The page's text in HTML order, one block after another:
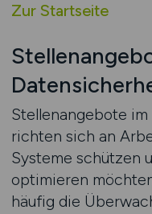
Zur Startseite
Stellenangebote
richten sich an
Systeme schützen
optimieren
häufig die